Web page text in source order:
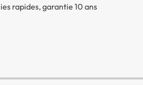
rapides, garantie 10 ans